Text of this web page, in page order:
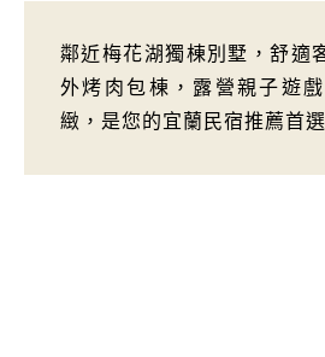
鄰近梅花湖獨棟別墅，舒適
外烤肉包棟，露營親子遊
緻，是您的宜蘭民宿推薦首選